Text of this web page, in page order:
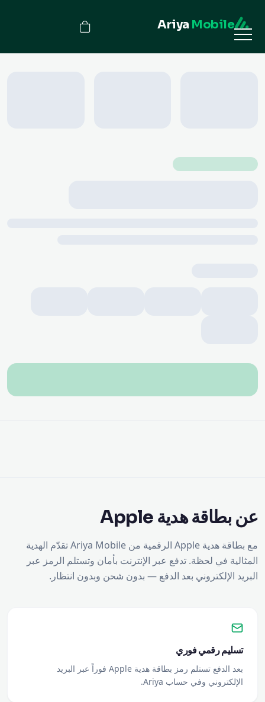
Ariya Mobile
عن بطاقة هدية Apple
مع بطاقة هدية Apple الرقمية من Ariya Mobile تقدّم الهدية
المثالية في لحظة. تدفع عبر الإنترنت بأمان وتستلم الرمز عبر
البريد الإلكتروني بعد الدفع — بدون شحن وبدون انتظار.
تسليم رقمي فوري
بعد الدفع تستلم رمز بطاقة هدية Apple فوراً عبر البريد
الإلكتروني وفي حساب Ariya.